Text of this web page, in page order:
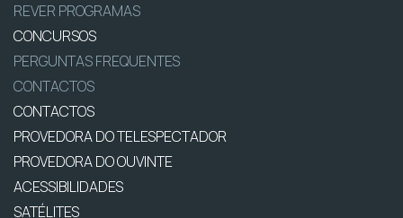
REVER PROGRAMAS
CONCURSOS
PERGUNTAS FREQUENTES
CONTACTOS
CONTACTOS
PROVEDORA DO TELESPECTADOR
PROVEDORA DO OUVINTE
ACESSIBILIDADES
SATÉLITES